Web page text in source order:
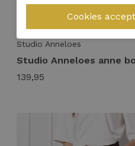
Studio Anneloes
139,95